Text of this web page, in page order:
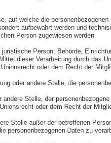
auf welche die
aufbewahrt werden und
Person zugewiesen werden.
Person, Behörde,
dieser Verarbeitung durch das
oder dem Recht der
oder andere Stelle, die
Stelle, der
oder dem Recht der
Stelle außer der betroffenen
personenbezogenen Daten zu